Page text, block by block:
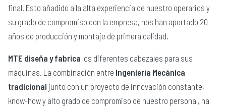
final. Esto añadido a la alta experiencia de nuestro operarios y
su grado de compromiso con la empresa, nos han aportado 20
años de producción y montaje de primera calidad.
MTE diseña y fabrica los diferentes cabezales para sus
máquinas. La combinación entre Ingeniería Mecánica
tradicional junto con un proyecto de innovación constante,
know-how y alto grado de compromiso de nuestro personal, ha